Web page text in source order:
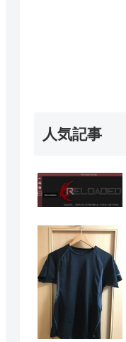
人気記事